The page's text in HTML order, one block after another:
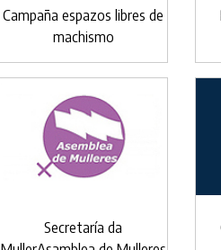
Campaña espazos libres de
machismo
Secretaría da